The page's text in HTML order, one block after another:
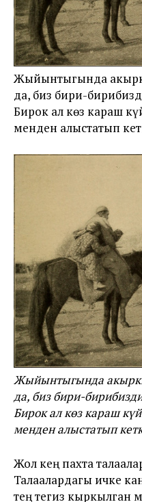
Жыйынтыгында
да, биз бири-
Бирок ал көз караш
менден алыстатып
Жыйынтыгында
да, биз бири-
Бирок ал көз караш
менден алыстатып
Жол кең пахта
Талаалардагы ичке
тең тегиз кыркылган